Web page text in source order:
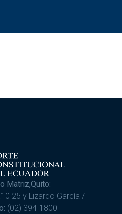
Matriz,Quito:
25 y Lizardo García /
(02) 394-1800